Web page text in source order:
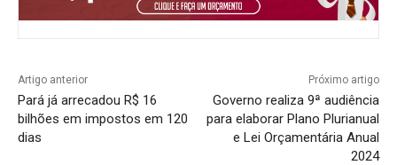
Artigo anterior
Pará já arrecadou R$ 16
bilhões em impostos em 120
dias
Próximo artigo
Governo realiza 9ª audiência
para elaborar Plano Plurianual
e Lei Orçamentária Anual
2024